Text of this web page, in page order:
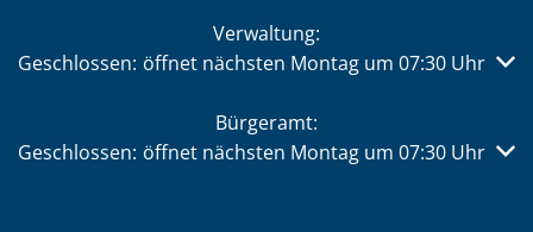
Verwaltung:
Klicken, um weitere Öffnungs- oder Schließzeiten
Geschlossen: öffnet nächsten Montag um 07:30 Uhr
Bürgeramt:
Klicken, um weitere Öffnungs- oder Schließzeiten
Geschlossen: öffnet nächsten Montag um 07:30 Uhr